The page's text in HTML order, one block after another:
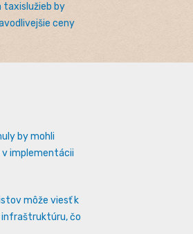
taxislužieb by
ceny
by mohli
v implementácii
môže viesť k
infraštruktúru, čo